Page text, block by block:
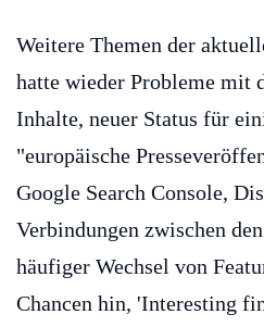
Weitere Themen der
hatte wieder Probleme mit
Inhalte, neuer Status für
"europäische
Google Search Console,
Verbindungen zwischen
häufiger Wechsel von
Chancen hin, 'Interesting